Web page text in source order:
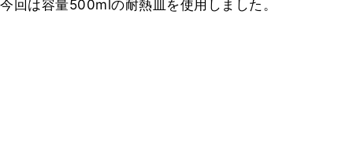
今回は容量500mlの耐熱皿を使用しました。